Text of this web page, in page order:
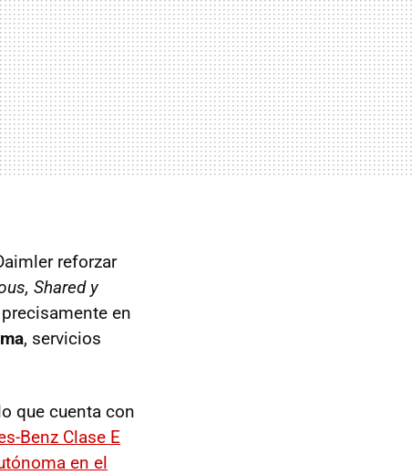
reforzar
Shared y
en
, servicios
que cuenta con
Benz Clase E
en el